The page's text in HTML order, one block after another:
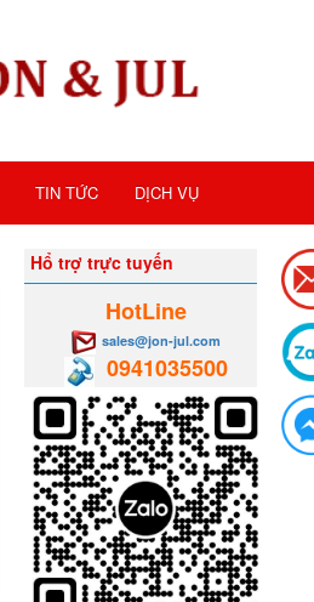
TIN TỨC DỊCH VỤ
Hổ trợ trực tuyến
HotLine
sales@jon-jul.com
0941035500